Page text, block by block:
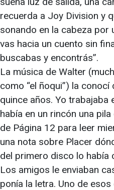
recuerda a Joy Division y
sonando en la cabeza por
vas hacia un cuento sin
buscabas y encontrás”.
La música de Walter
como “el ñoqui”) la
quince años. Yo trabajaba
había en un rincón una
de Página 12 para leer
una nota sobre Placer
del primero disco lo había
Los amigos le enviaban
ponía la letra. Uno de